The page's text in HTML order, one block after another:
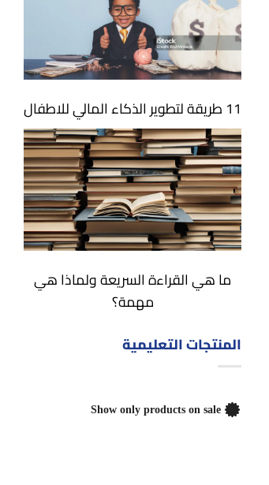
11 طريقة لتطوير الذكاء المالي للاطفال
ما هي القراءة السريعة ولماذا هي
مهمة؟
المنتجات التعليمية
Show only products on sale